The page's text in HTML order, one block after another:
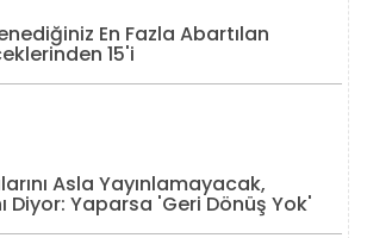
En Fazla Abartılan
15'i
Asla Yayınlamayacak,
Diyor: Yaparsa 'Geri Dönüş Yok'